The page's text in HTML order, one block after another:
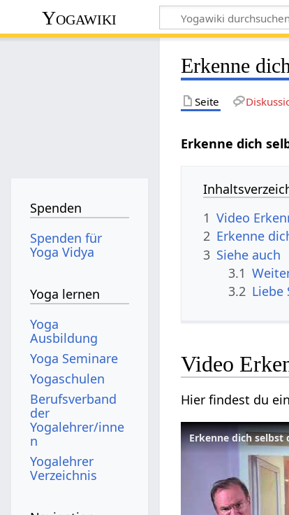
Yogawiki
Erkenne
Seite
Erkenne dich
1 Video
2 Erkenne
3 Siehe auch
3.1
3.2 Liebe
Video
Hier findest du
Erkenne dich selbst
Spenden
Spenden für
Yoga Vidya
Yoga lernen
Yoga
Ausbildung
Yoga Seminare
Yogaschulen
Berufsverband
der
Yogalehrer/inne
n
Yogalehrer
Verzeichnis